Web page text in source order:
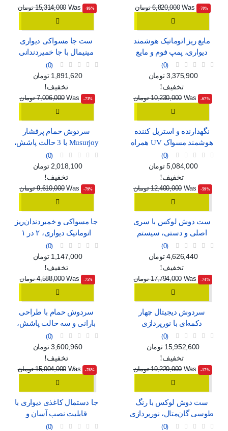
‎-70%
Was 6,820,000 تومان ‎-86%
Was 15,314,000 تومان
مایع ریز اتوماتیک هوشمند
دیواری، پمپ فوم و مایع
تنظیم
0
قیمت عادی
قیمت
3,375,900 تومان
تخفیف!
‎-67%
Was 10,230,000 تومان
ست جا مسواکی دیواری
مینیمال با جا خمیردندانی
اتوماتیک، لیوان آهنربایی و
دو کشو ارگانایزر
0
قیمت عادی
قیمت
1,891,620 تومان
تخفیف!
‎-73%
Was 7,006,000 تومان
نگهدارنده و استریل کننده
هوشمند مسواک UV همراه
با خشک‌کن و جای لیوان
0
قیمت عادی
قیمت
5,084,000 تومان
تخفیف!
‎-59%
Was 12,400,000 تومان
سردوش حمام پرفشار
Musurjoy با 3 حالت پاشش،
مدل گرد 15 سانتی‌متری
0
قیمت عادی
قیمت
2,018,100 تومان
تخفیف!
‎-79%
Was 9,610,000 تومان
ست دوش لوکس با سری
اصلی و دستی، سیستم
فشار قوی و شلنگ بلند
0
قیمت عادی
قیمت
4,626,440 تومان
تخفیف!
‎-74%
Was 17,794,000 تومان
جا مسواکی و خمیردندان‌ریز
اتوماتیک دیواری، ۲ در ۱
0
قیمت عادی
قیمت
1,147,000 تومان
تخفیف!
‎-75%
Was 4,588,000 تومان
سردوش دیجیتال چهار
دکمه‌ای با نورپردازی
محیطی و رنگ خاکستری
0
قیمت عادی
قیمت
15,952,600 تومان
تخفیف!
‎-17%
Was 19,220,000 تومان
سردوش حمام با طراحی
بارانی و سه حالت پاشش،
مناسب برای خانواده
0
قیمت عادی
قیمت
3,600,960 تومان
تخفیف!
‎-76%
Was 15,004,000 تومان
ست دوش لوکس با رنگ
طوسی گان‌متال، نورپردازی
محیطی و نمایشگر دیجیتال
0
جا دستمال کاغذی دیواری با
قابلیت نصب آسان و
پنجره‌ی نمایش
0